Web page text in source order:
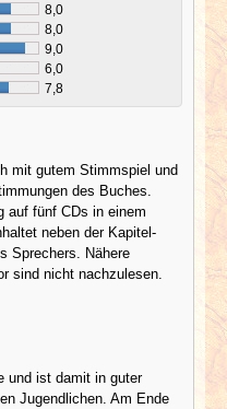
8,0
8,0
9,0
6,0
7,8
mit gutem Stimmspiel und
des Buches.
auf fünf CDs in einem
neben der Kapitel-
Sprechers. Nähere
sind nicht nachzulesen.
und ist damit in guter
Jugendlichen. Am Ende